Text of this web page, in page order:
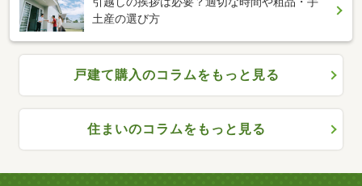
土産の選び方
戸建て購入のコラムをもっと見る
住まいのコラムをもっと見る